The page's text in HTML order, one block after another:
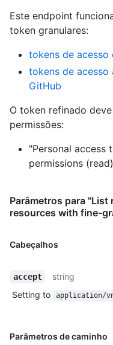
Este endpoint
token granulares:
tokens de
tokens de
GitHub
O token refinado
permissões:
"Personal access
permissions (read)
Parâmetros para
resources with fine-
Cabeçalhos
accept
string
Setting to
application/
Parâmetros de caminho